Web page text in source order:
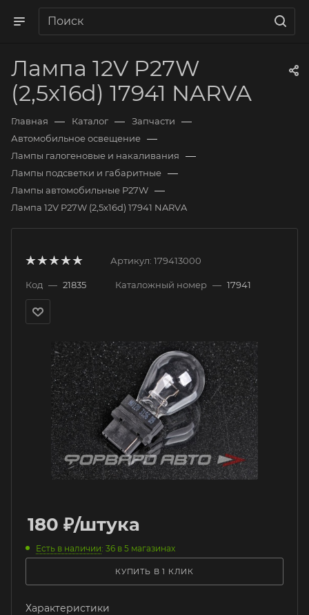
Лампа 12V P27W
(2,5x16d) 17941 NARVA
Главная — Каталог — Запчасти —
Автомобильное освещение —
Лампы галогеновые и накаливания —
Лампы подсветки и габаритные —
Лампы автомобильные P27W —
Лампа 12V P27W (2,5x16d) 17941 NARVA
Артикул: 179413000
Код — 21835 Каталожный номер — 17941
180 ₽/штука
Есть в наличии: 36 в 5 магазинах
КУПИТЬ В 1 КЛИК
Характеристики